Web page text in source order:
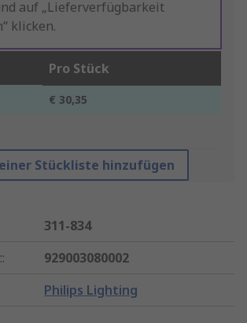
auf „Lieferverfügbarkeit
klicken.
Pro Stück
€ 30,35
Stückliste hinzufügen
311-834
:
929003080002
Philips Lighting